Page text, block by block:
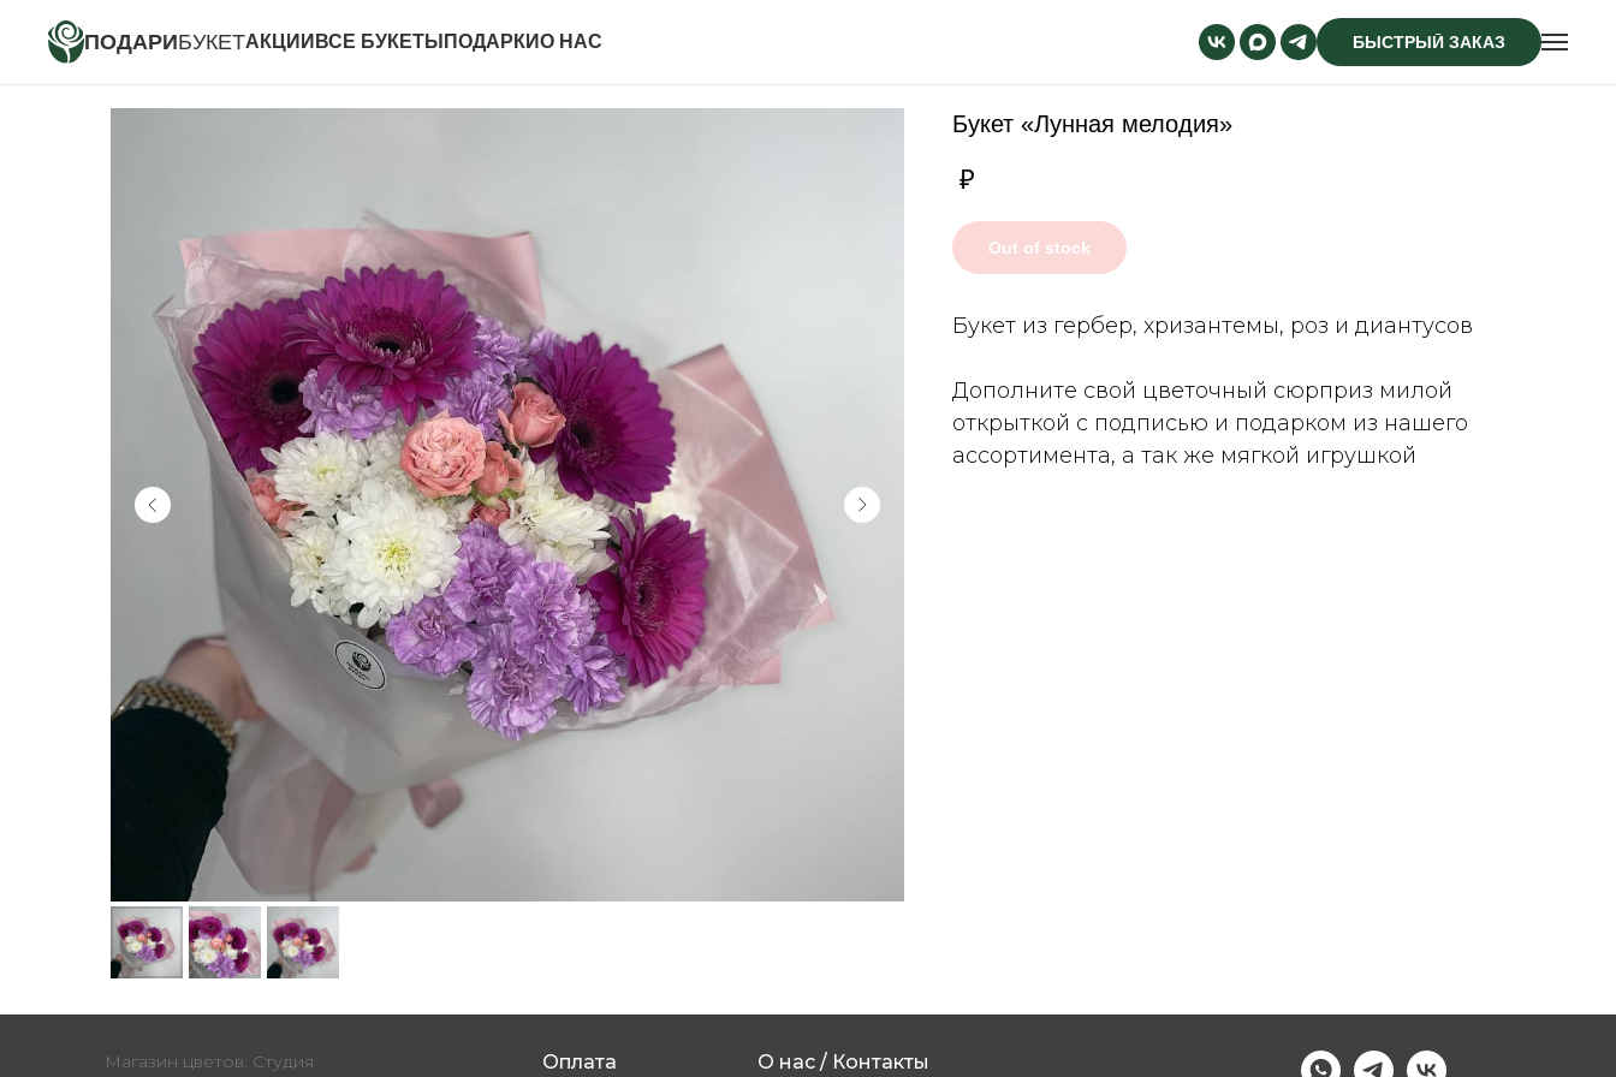
ПОДАРИБУКЕТАКЦИИ ВСЕ БУКЕТЫ ПОДАРКИО НАС БЫСТРЫЙ ЗАКАЗ
Букет «Лунная мелодия»
₽
Out of stock
Букет из гербер, хризантемы, роз и диантусов
Дополните свой цветочный сюрприз милой
открыткой с подписью и подарком из нашего
ассортимента, а так же мягкой игрушкой
Магазин цветов. Студия
Оплата О нас / Контакты